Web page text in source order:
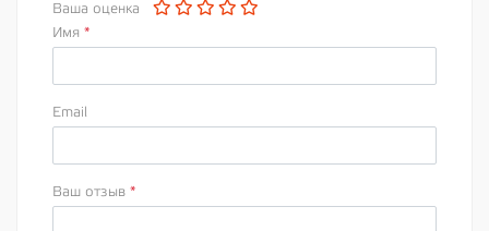
Ваша оценка
Имя *
Email
Ваш отзыв *